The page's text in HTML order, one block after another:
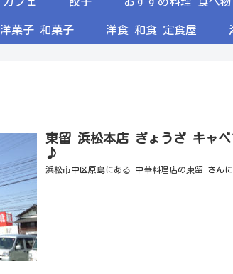
洋菓子 和菓子 洋食 和食 定食屋
東留 浜松本店 ぎょうざ キャベ
♪
浜松市中区原島にある 中華料理店の東留 さんに